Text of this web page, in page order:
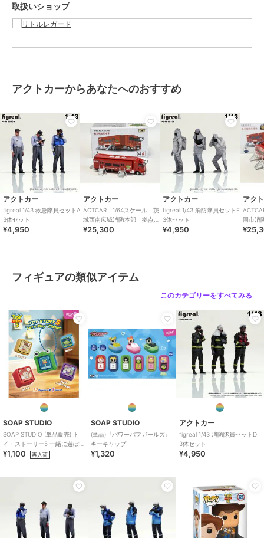
取扱いショップ
アクトカーからあなたへのおすすめ
アクトカー
figreal 1/43 救急隊員セットA
3体セット
¥4,950
アクトカー
ACTCAR 1/64スケール 茨
城西南広域消防本部 拠点機
能形成車西南支援１
¥25,300
アクトカー
figreal 1/43 消防隊員セットE
3体セット
¥4,950
アク
岡市消
フィギュアの類似アイテム
このカテゴリーをすべてみる
SOAP STUDIO
SOAP STUDIO (単品販売) ト
イ・ストーリー5 一緒に遊ぼう
クリッカー ブラインド
¥1,100 再入荷
SOAP STUDIO
(単品)『パワーパフガールズ』
キーキャップ
¥1,320
アクトカー
figreal 1/43 消防隊員セットD
3体セット
¥4,950